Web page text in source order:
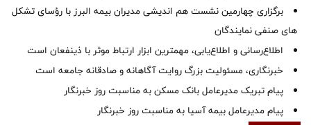
برگزاری چهارمین نشست هم اندیشی مدیران بیمه البرز با رؤسای تشکل
های صنفی نمایندگان
اطلاع‌رسانی و اطلاع‌یابی، مهمترین ابزار ارتباط موثر با ذینفعان است
خبرنگاری، مسئولیت بزرگ روایت آگاهانه و صادقانه جامعه است
پیام تبریک مدیرعامل بانک مسکن به مناسبت روز خبرنگار
پیام مدیرعامل بیمه آسیا به مناسبت روز خبرنگار